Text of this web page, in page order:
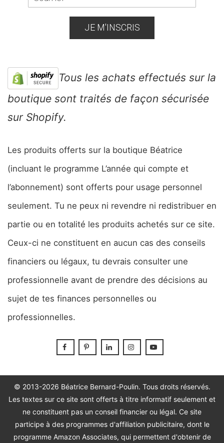
JE M'INSCRIS
Tous les achats effectués sur la
boutique sont traités de façon sécurisée
sur Shopify.
Les produits offerts sur la boutique Béatrice
(incluant le programme L’année qui compte et
l’abonnement) sont offerts pour usage personnel
seulement. Tu ne peux ni revendre ni redistribuer en
partie ou en totalité les produits achetés sur ce site.
Ceux-ci ne constituent en aucun cas des conseils
financiers ou légaux, tu devrais consulter une
professionnelle avant de prendre des décisions au
sujet de tes finances personnelles ou
professionnelles.
© 2013-2026 Béatrice Bernard-Poulin. Tous droits réservés.
Les textes sur ce site sont offerts à titre informatif seulement et
ne constituent pas un conseil financier ou légal. Ce site
participe à des programmes d'affiliation publicitaire, dont le
programme Amazon Associates, qui permettent d'obtenir de